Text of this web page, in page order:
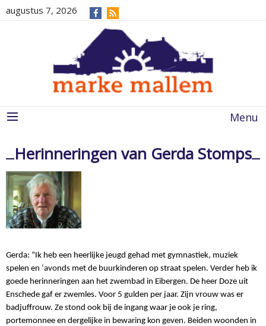
augustus 7, 2026
Menu
Herinneringen van Gerda Stomps
Gerda: “Ik heb een heerlijke jeugd gehad met gymnastiek, muziek
spelen en ‘avonds met de buurkinderen op straat spelen. Verder heb ik
goede herinneringen aan het zwembad in Eibergen. De heer Doze uit
Enschede gaf er zwemles. Voor 5 gulden per jaar. Zijn vrouw was er
badjuffrouw. Ze stond ook bij de ingang waar je ook je ring,
portemonnee en dergelijke in bewaring kon geven. Beiden woonden in